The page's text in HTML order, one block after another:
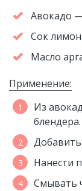
Авокадо
Сок
Масло
Применение:
Из
блендера.
Нанести
Смывать